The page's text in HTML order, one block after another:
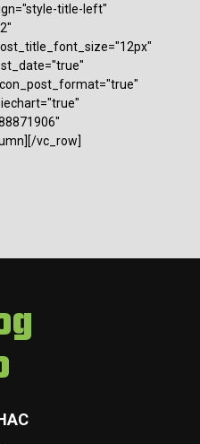
title-left"
vc_row]